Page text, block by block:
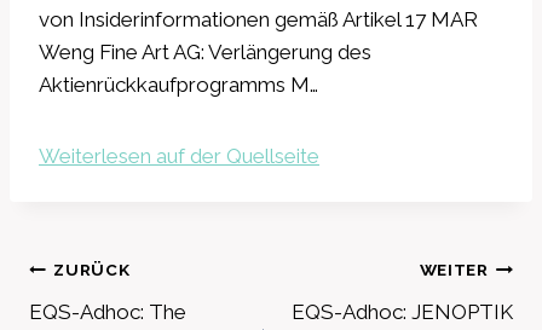
von Insiderinformationen gemäß Artikel 17 MAR
Weng Fine Art AG: Verlängerung des
Aktienrückkaufprogramms M…
Weiterlesen auf der Quellseite
Beitragsnavigation
ZURÜCK
EQS-Adhoc: The
WEITER
EQS-Adhoc: JENOPTIK